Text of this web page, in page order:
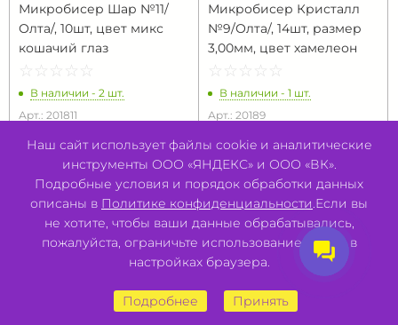
Микробисер Шар №11/
Олта/, 10шт, цвет микс
кошачий глаз
☆ ☆ ☆ ☆ ☆
★ ★ ★ ★ ★
В наличии - 2 шт.
Арт.: 201811
110 ₽/ шт
В КОРЗИНУ
Микробисер Кристалл
№9/Олта/, 14шт, размер
3,00мм, цвет хамелеон
☆ ☆ ☆ ☆ ☆
★ ★ ★ ★ ★
В наличии - 1 шт.
Арт.: 20189
110 ₽/шт
В КОРЗИНУ
Наш сайт использует файлы cookie и аналитические
инструменты ООО «ЯНДЕКС» и ООО «ВК».
Подробные условия и порядок обработки данных
описаны в Политике конфиденциальности.Если вы
не хотите, чтобы ваши данные обрабатывались,
пожалуйста, ограничьте использование cookie в
настройках браузера.
Подробнее Принять